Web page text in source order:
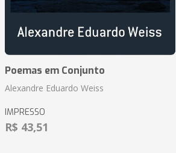
Poemas em Conjunto
Alexandre Eduardo Weiss
IMPRESSO
R$ 43,51